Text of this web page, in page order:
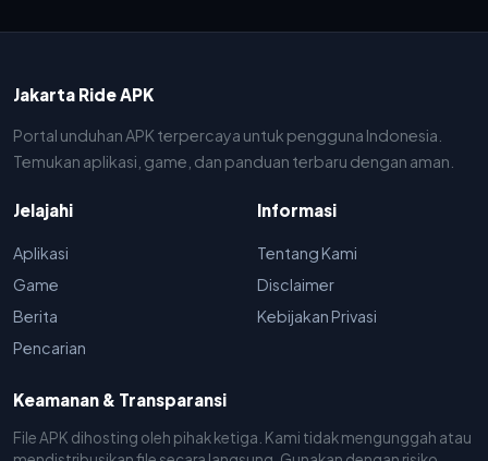
Jakarta Ride APK
Portal unduhan APK terpercaya untuk pengguna Indonesia.
Temukan aplikasi, game, dan panduan terbaru dengan aman.
Jelajahi
Aplikasi
Game
Berita
Pencarian
Informasi
Tentang Kami
Disclaimer
Kebijakan Privasi
Keamanan & Transparansi
File APK dihosting oleh pihak ketiga. Kami tidak mengunggah atau